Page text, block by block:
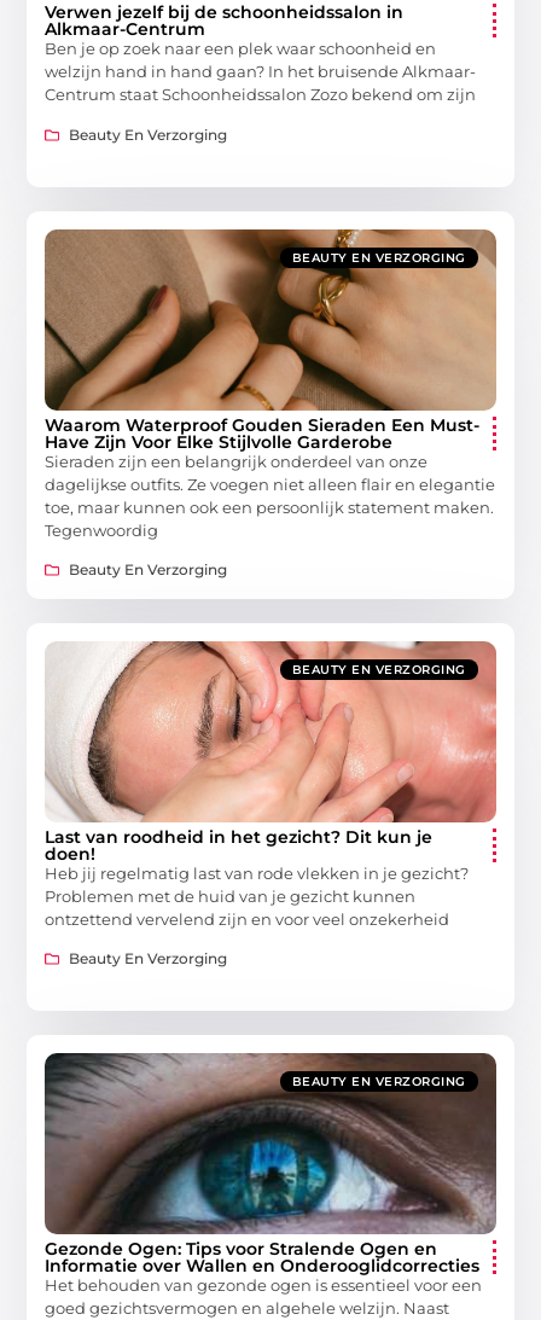
Verwen jezelf bij de schoonheidssalon in
Alkmaar-Centrum
Ben je op zoek naar een plek waar schoonheid en
welzijn hand in hand gaan? In het bruisende Alkmaar-
Centrum staat Schoonheidssalon Zozo bekend om zijn
Beauty En Verzorging
BEAUTY EN VERZORGING
Waarom Waterproof Gouden Sieraden Een Must-
Have Zijn Voor Elke Stijlvolle Garderobe
Sieraden zijn een belangrijk onderdeel van onze
dagelijkse outfits. Ze voegen niet alleen flair en elegantie
toe, maar kunnen ook een persoonlijk statement maken.
Tegenwoordig
Beauty En Verzorging
BEAUTY EN VERZORGING
Last van roodheid in het gezicht? Dit kun je
doen!
Heb jij regelmatig last van rode vlekken in je gezicht?
Problemen met de huid van je gezicht kunnen
ontzettend vervelend zijn en voor veel onzekerheid
Beauty En Verzorging
BEAUTY EN VERZORGING
Gezonde Ogen: Tips voor Stralende Ogen en
Informatie over Wallen en Onderooglidcorrecties
Het behouden van gezonde ogen is essentieel voor een
goed gezichtsvermogen en algehele welzijn. Naast